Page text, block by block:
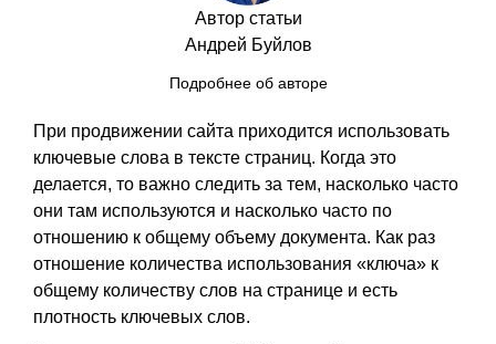
Автор статьи
Андрей Буйлов
Подробнее об авторе
При продвижении сайта приходится использовать
ключевые слова в тексте страниц. Когда это
делается, то важно следить за тем, насколько часто
они там используются и насколько часто по
отношению к общему объему документа. Как раз
отношение количества использования «ключа» к
общему количеству слов на странице и есть
плотность ключевых слов.